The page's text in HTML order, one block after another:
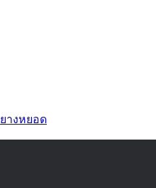
ยางหยอด